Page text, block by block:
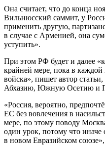
Она считает, что до конца
Вильнюсский саммит, у
применить другую,
в случае с Арменией, она
уступить».
При этом РФ будет и далее
крайней мере, пока в
войска», пишет автор
Абхазию, Южную Осетию и
«Россия, вероятно,
ЕС без вовлечения в
мере, по этому поводу
один урок, потому что иначе
в новом Евразийском